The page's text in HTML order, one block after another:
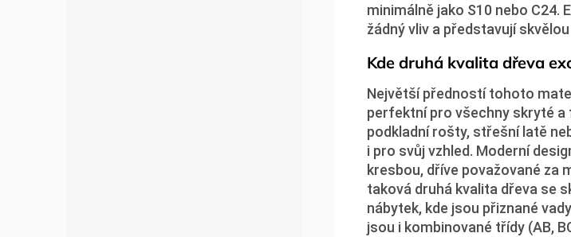
minimálně jako S10 nebo
žádný vliv a představují
Kde druhá kvalita dřeva
Největší předností tohoto
perfektní pro všechny skryté a
podkladní rošty, střešní latě
i pro svůj vzhled. Moderní
kresbou, dříve považované za
taková druhá kvalita dřeva se
nábytek, kde jsou přiznané
jsou i kombinované třídy (AB,